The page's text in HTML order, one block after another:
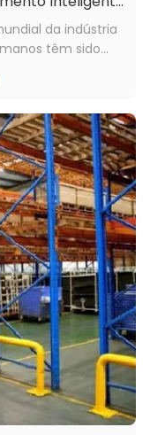
Trabalho?
da indústria
têm sido
a eficiência
medida que o
desafios sem ...